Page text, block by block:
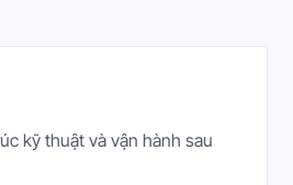
kỹ thuật và vận hành sau